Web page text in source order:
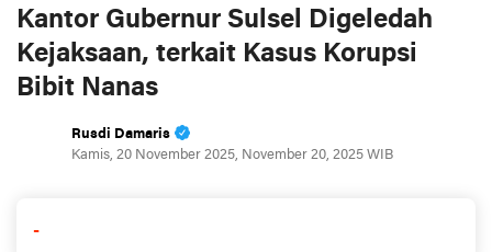
Kantor Gubernur Sulsel Digeledah
Kejaksaan, terkait Kasus Korupsi
Bibit Nanas
Rusdi Damaris
Kamis, 20 November 2025, November 20, 2025 WIB
-